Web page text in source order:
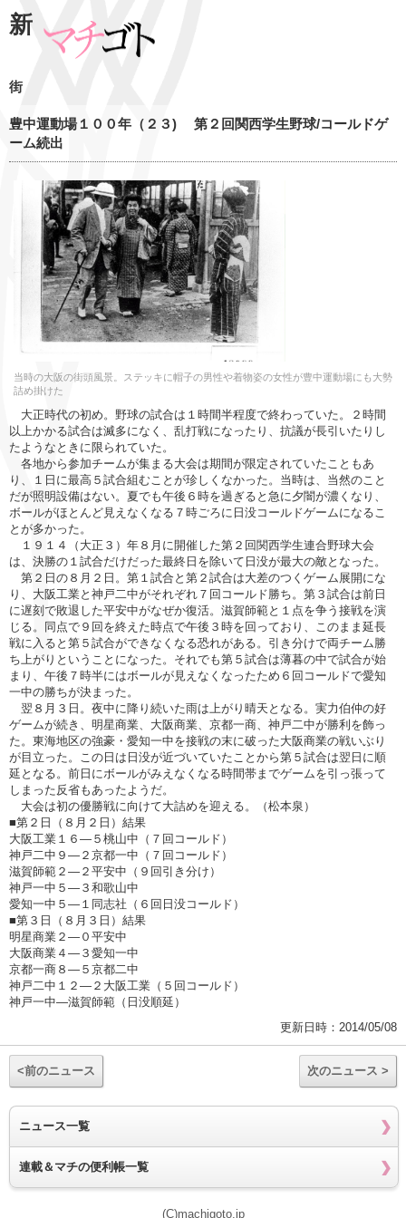
新
街
豊中運動場１００年（２３) 第２回関西学生野球/コールドゲ
ーム続出
当時の大阪の街頭風景。ステッキに帽子の男性や着物姿の女性が豊中運動場にも大勢
詰め掛けた
大正時代の初め。野球の試合は１時間半程度で終わっていた。２時間
以上かかる試合は滅多になく、乱打戦になったり、抗議が長引いたりし
たようなときに限られていた。
各地から参加チームが集まる大会は期間が限定されていたこともあ
り、１日に最高５試合組むことが珍しくなかった。当時は、当然のこと
だが照明設備はない。夏でも午後６時を過ぎると急に夕闇が濃くなり、
ボールがほとんど見えなくなる７時ごろに日没コールドゲームになるこ
とが多かった。
１９１４（大正３）年８月に開催した第２回関西学生連合野球大会
は、決勝の１試合だけだった最終日を除いて日没が最大の敵となった。
第２日の８月２日。第１試合と第２試合は大差のつくゲーム展開にな
り、大阪工業と神戸二中がそれぞれ７回コールド勝ち。第３試合は前日
に遅刻で敗退した平安中がなぜか復活。滋賀師範と１点を争う接戦を演
じる。同点で９回を終えた時点で午後３時を回っており、このまま延長
戦に入ると第５試合ができなくなる恐れがある。引き分けで両チーム勝
ち上がりということになった。それでも第５試合は薄暮の中で試合が始
まり、午後７時半にはボールが見えなくなったため６回コールドで愛知
一中の勝ちが決まった。
翌８月３日。夜中に降り続いた雨は上がり晴天となる。実力伯仲の好
ゲームが続き、明星商業、大阪商業、京都一商、神戸二中が勝利を飾っ
た。東海地区の強豪・愛知一中を接戦の末に破った大阪商業の戦いぶり
が目立った。この日は日没が近づいていたことから第５試合は翌日に順
延となる。前日にボールがみえなくなる時間帯までゲームを引っ張って
しまった反省もあったようだ。
大会は初の優勝戦に向けて大詰めを迎える。（松本泉）
■第２日（８月２日）結果
大阪工業１６―５桃山中（７回コールド）
神戸二中９―２京都一中（７回コールド）
滋賀師範２―２平安中（９回引き分け）
神戸一中５―３和歌山中
愛知一中５―１同志社（６回日没コールド）
■第３日（８月３日）結果
明星商業２―０平安中
大阪商業４―３愛知一中
京都一商８―５京都二中
神戸二中１２―２大阪工業（５回コールド）
神戸一中―滋賀師範（日没順延）
更新日時：2014/05/08
<前のニュース 次のニュース >
ニュース一覧
連載＆マチの便利帳一覧
(C)machigoto.jp